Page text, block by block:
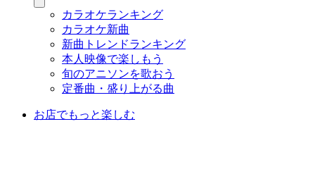
カラオケランキング
カラオケ新曲
新曲トレンドランキング
本人映像で楽しもう
旬のアニソンを歌おう
定番曲・盛り上がる曲
お店でもっと楽しむ